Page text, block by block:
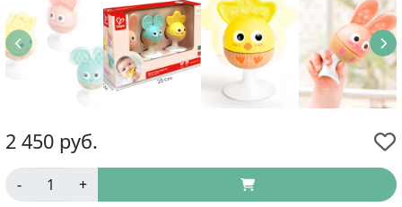
2 450 руб.
-
+